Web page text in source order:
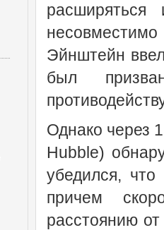
Эйнштейн
был
Однако через
Hubble)
убедился,
причем
расстоянию